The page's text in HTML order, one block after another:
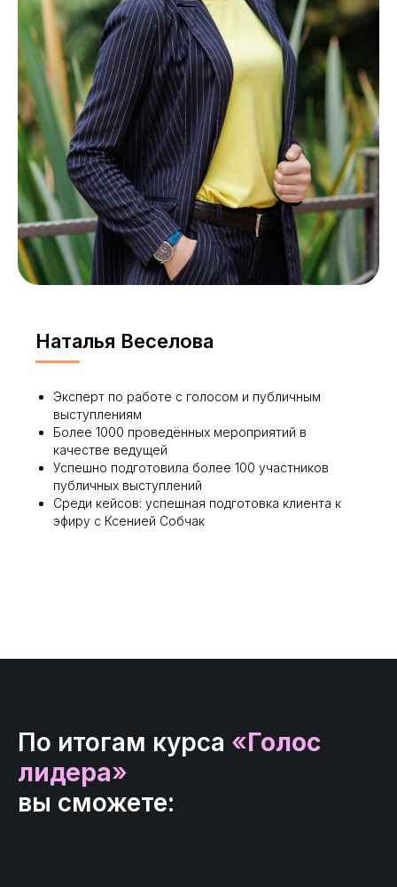
Наталья Веселова
Эксперт по работе с голосом и публичным
выступлениям
Более 1000 проведённых мероприятий в
качестве ведущей
Успешно подготовила более 100 участников
публичных выступлений
Среди кейсов: успешная подготовка клиента к
эфиру с Ксенией Собчак
По итогам курса «Голос
лидера»
вы сможете: